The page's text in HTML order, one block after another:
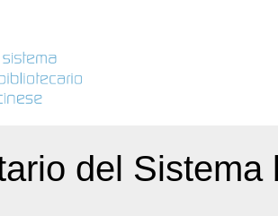
del